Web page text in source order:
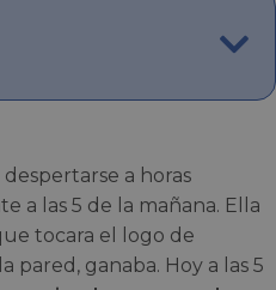
a horas
a las 5 de la mañana. Ella
tocara el logo de
pared, ganaba. Hoy a las 5